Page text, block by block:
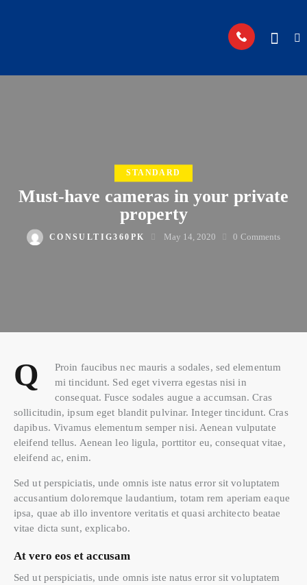
STANDARD
Must-have cameras in your private
property
CONSULTIG360PK May 14, 2020 0 Comments
Q
Proin faucibus nec mauris a sodales, sed elementum
mi tincidunt. Sed eget viverra egestas nisi in
consequat. Fusce sodales augue a accumsan. Cras
sollicitudin, ipsum eget blandit pulvinar. Integer tincidunt. Cras
dapibus. Vivamus elementum semper nisi. Aenean vulputate
eleifend tellus. Aenean leo ligula, porttitor eu, consequat vitae,
eleifend ac, enim.
Sed ut perspiciatis, unde omnis iste natus error sit voluptatem
accusantium doloremque laudantium, totam rem aperiam eaque
ipsa, quae ab illo inventore veritatis et quasi architecto beatae
vitae dicta sunt, explicabo.
At vero eos et accusam
Sed ut perspiciatis, unde omnis iste natus error sit voluptatem